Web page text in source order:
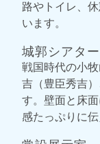
路やトイレ、
います。
城郭シアター
戦国時代の小
吉（豊臣秀吉
す。壁面と床
感たっぷりに伝